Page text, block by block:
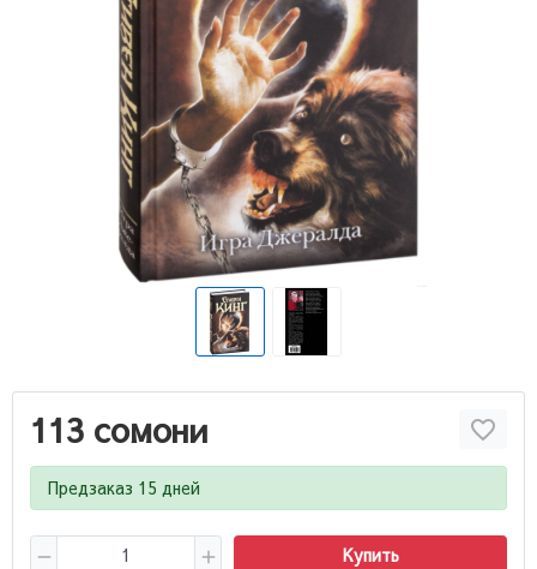
113 сомони
Предзаказ 15 дней
Купить